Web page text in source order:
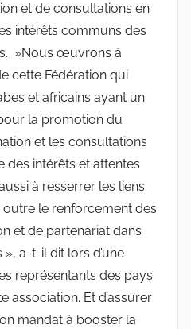
et de consultations en
intérêts communs des
»Nous œuvrons à
cette Fédération qui
et africains ayant un
la promotion du
et les consultations
des intérêts et attentes
à resserrer les liens
le renforcement des
et de partenariat dans
a-t-il dit lors d’une
représentants des pays
association. Et d’assurer
mandat à booster la